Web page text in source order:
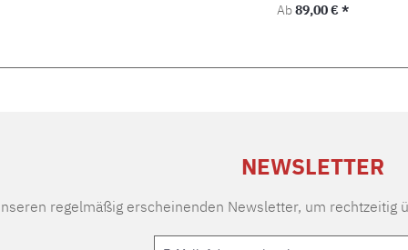
Regulärer Preis:
Ab89,00 € *
NEWSLETTER
regelmäßig erscheinenden Newsletter, um